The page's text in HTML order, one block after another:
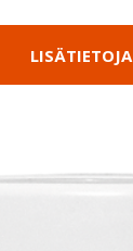
LISÄTIETOJA